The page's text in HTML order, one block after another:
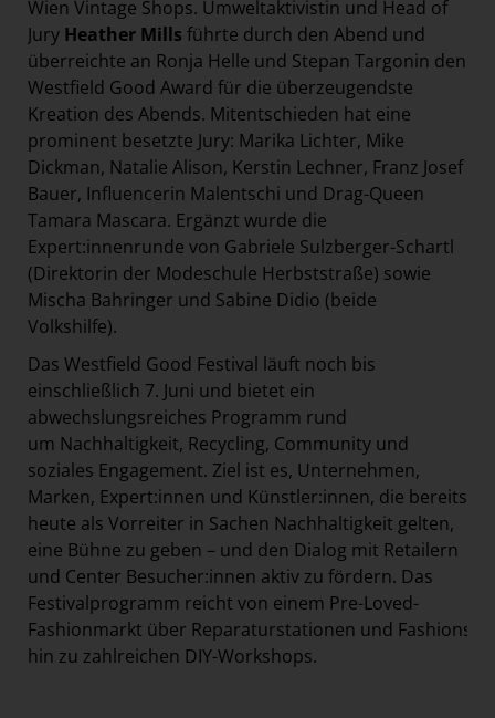
KONTAKT
Wien Vintage Shops. Umweltaktivistin und Head of
Jury Heather Mills führte durch den Abend und
überreichte an Ronja Helle und Stepan Targonin den
Westfield Good Award für die überzeugendste
Kreation des Abends. Mitentschieden hat eine
prominent besetzte Jury: Marika Lichter, Mike
Dickman, Natalie Alison, Kerstin Lechner, Franz Josef
Bauer, Influencerin Malentschi und Drag-Queen
Tamara Mascara. Ergänzt wurde die
Expert:innenrunde von Gabriele Sulzberger-Schartl
(Direktorin der Modeschule Herbststraße) sowie
Mischa Bahringer und Sabine Didio (beide
Volkshilfe).
Das Westfield Good Festival läuft noch bis
einschließlich 7. Juni und bietet ein
abwechslungsreiches Programm rund
um Nachhaltigkeit, Recycling, Community und
soziales Engagement. Ziel ist es, Unternehmen,
Marken, Expert:innen und Künstler:innen, die bereits
heute als Vorreiter in Sachen Nachhaltigkeit gelten,
eine Bühne zu geben – und den Dialog mit Retailern
und Center Besucher:innen aktiv zu fördern. Das
Festivalprogramm reicht von einem Pre-Loved-
Fashionmarkt über Reparaturstationen und
hin zu zahlreichen DIY-Workshops.